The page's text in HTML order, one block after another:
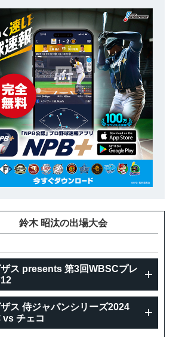
ップチーム
ラグザス 侍ジャパンシリーズ
号
47
175cm 投打
鈴木 昭汰の出場大会
ス presents 第3回WBSCプレ
ス 侍ジャパンシリーズ2024
vs チェコ